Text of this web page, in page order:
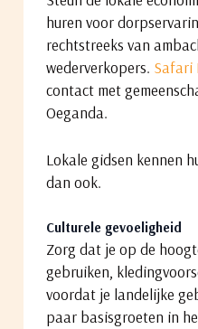
huren voor
rechtstreeks van
wederverkopers. Safari
contact met
Oeganda.
Lokale gidsen kennen
dan ook.
Culturele gevoeligheid
Zorg dat je op de
gebruiken,
voordat je landelijke
paar basisgroeten in